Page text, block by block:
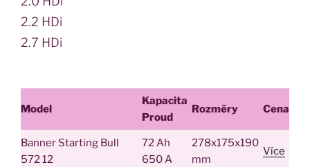
2.2 HDi
2.7 HDi
Model
Kapacita
Proud
Rozměry Cena
Banner Starting Bull
572 12
72 Ah
650 A
278x175x190
mm
Více